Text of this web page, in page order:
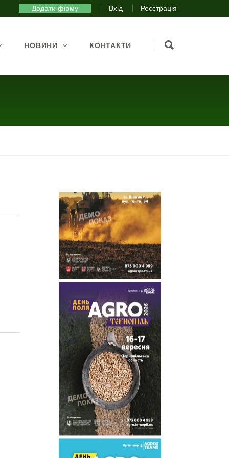
Додати фірму Вхід Реєстрація
НОВИНИ КОНТАКТИ